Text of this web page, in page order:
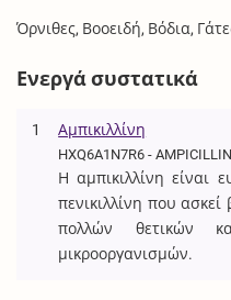
Όρνιθες, Βοοειδή, Βόδια,
Ενεργά συστατικά
1 Αμπικιλλίνη
HXQ6A1N7R6 -
Η αμπικιλλίνη είναι
πενικιλλίνη που
πολλών θετικών
μικροοργανισμών.